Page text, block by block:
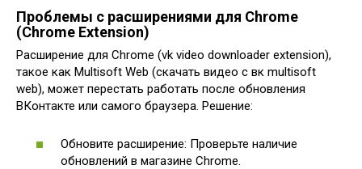
Проблемы с расширениями для Chrome
(Chrome Extension)
Расширение для Chrome (vk video downloader extension),
такое как Multisoft Web (скачать видео с вк multisoft
web), может перестать работать после обновления
ВКонтакте или самого браузера. Решение:
Обновите расширение: Проверьте наличие
обновлений в магазине Chrome.